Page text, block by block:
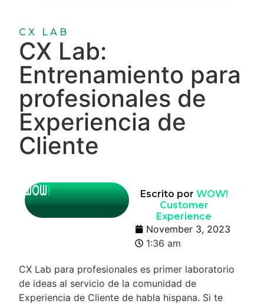
CX LAB
CX Lab:
Entrenamiento para
profesionales de
Experiencia de
Cliente
Escrito por WOW!
Customer
Experience
November 3, 2023
1:36 am
CX Lab para profesionales es primer laboratorio
de ideas al servicio de la comunidad de
Experiencia de Cliente de habla hispana. Si te